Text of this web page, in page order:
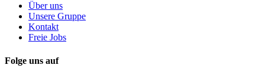
Über uns
Unsere Gruppe
Kontakt
Freie Jobs
Folge uns auf